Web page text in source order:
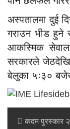
अस्पतालमा दुई
गराउन भीड हुने
आकस्मिक
सरकारले जेठदेखि
बेलुका ५ः३०
कदम पुरस्कार